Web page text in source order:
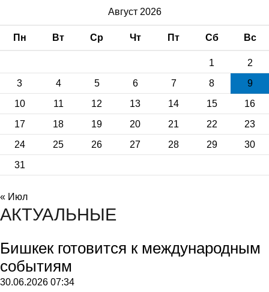
Август 2026
Пн Вт Ср Чт Пт Сб Вс
1
2
3
4 5 6 7 8
9
10
11 12 13 14 15
16
17
18 19 20 21 22
23
24
25 26 27 28 29
30
31
« Июл
АКТУАЛЬНЫЕ
Бишкек готовится к международным
событиям
30.06.2026 07:34